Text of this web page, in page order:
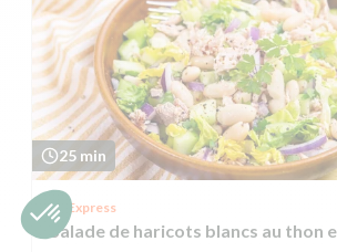
25 min
Express
Salade de haricots blancs au thon